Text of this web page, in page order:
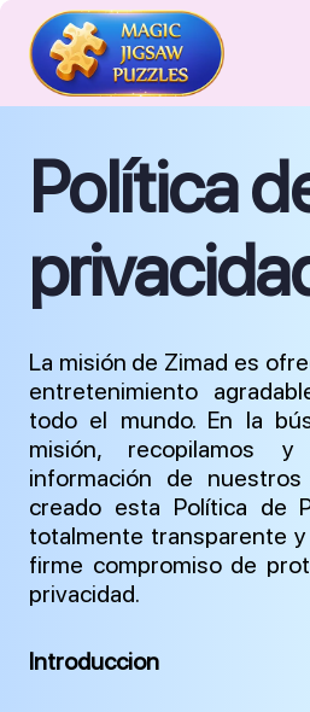
Skip
content
Política
La misión de Zimad es
entretenimiento
todo el mundo. En la
misión, recopilamos
información de nuestros
creado esta Política de
totalmente transparente
firme compromiso de
privacidad.
Introduccion